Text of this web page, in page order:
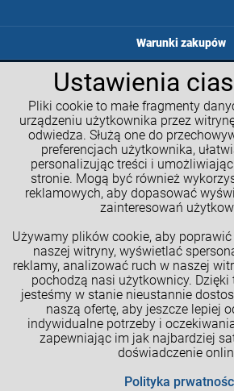
Ustawienia
Pliki cookie to małe fragmenty
urządzeniu użytkownika przez
odwiedza. Służą one do
preferencjach użytkownika,
personalizując treści i
stronie. Mogą być również
reklamowych, aby dopasować
zainteresowań
Używamy plików cookie, aby
naszej witryny, wyświetlać
reklamy, analizować ruch w naszej
pochodzą nasi użytkownicy.
jesteśmy w stanie nieustannie
naszą ofertę, aby jeszcze lepiej
indywidualne potrzeby i
zapewniając im jak najbardziej
doświadczenie
Polityka
Warunki zakupów
Programy
Kalkulatory GM
Moje konto
Informacje o sklepie
NASZE